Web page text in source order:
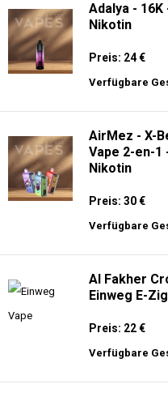
Adalya -
Nikotin
Preis: 24 €
Verfügbare
AirMez - X-
Vape 2-en-1
Nikotin
Preis: 30 €
Verfügbare
Al Fakher
Einweg E-
Preis: 22 €
Verfügbare